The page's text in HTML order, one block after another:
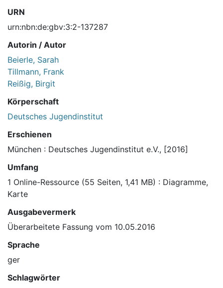
URN
urn:nbn:de:gbv:3:2-137287
Autorin / Autor
Beierle, Sarah
Tillmann, Frank
Reißig, Birgit
Körperschaft
Deutsches Jugendinstitut
Erschienen
München : Deutsches Jugendinstitut e.V., [2016]
Umfang
1 Online-Ressource (55 Seiten, 1,41 MB) : Diagramme,
Karte
Ausgabevermerk
Überarbeitete Fassung vom 10.05.2016
Sprache
ger
Schlagwörter